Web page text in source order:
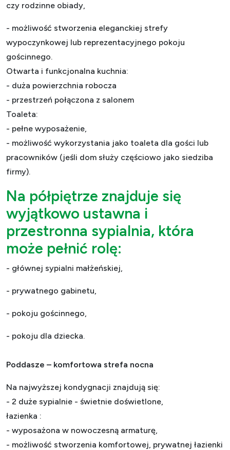
czy rodzinne obiady,
- możliwość stworzenia eleganckiej strefy
wypoczynkowej lub reprezentacyjnego pokoju
gościnnego.
Otwarta i funkcjonalna kuchnia:
- duża powierzchnia robocza
- przestrzeń połączona z salonem
Toaleta:
- pełne wyposażenie,
- możliwość wykorzystania jako toaleta dla gości lub
pracowników (jeśli dom służy częściowo jako siedziba
firmy).
Na półpiętrze znajduje się
wyjątkowo ustawna i
przestronna sypialnia, która
może pełnić rolę:
- głównej sypialni małżeńskiej,
- prywatnego gabinetu,
- pokoju gościnnego,
- pokoju dla dziecka.
Poddasze – komfortowa strefa nocna
Na najwyższej kondygnacji znajdują się:
- 2 duże sypialnie - świetnie doświetlone,
łazienka :
- wyposażona w nowoczesną armaturę,
- możliwość stworzenia komfortowej, prywatnej łazienki